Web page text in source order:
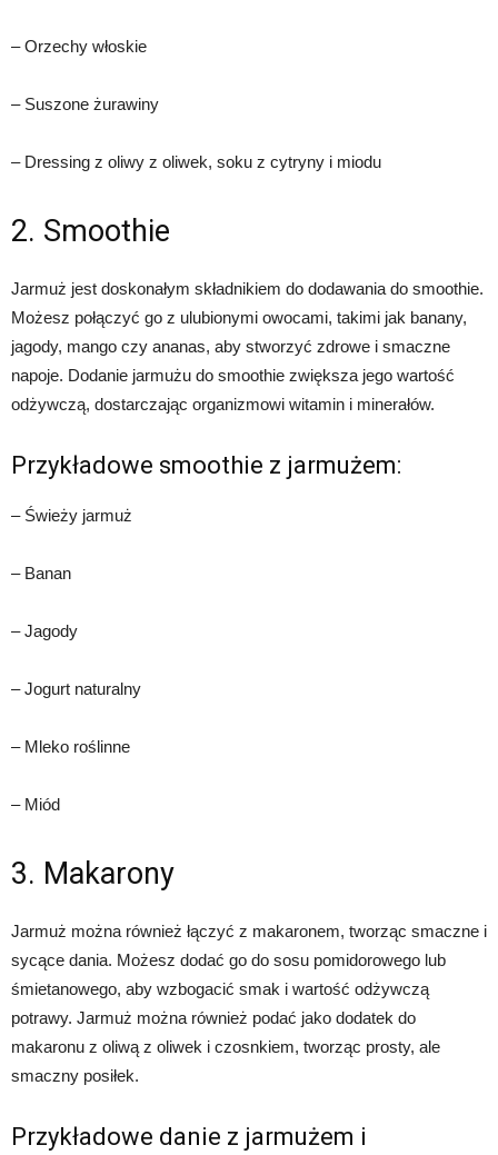
– Orzechy włoskie
– Suszone żurawiny
– Dressing z oliwy z oliwek, soku z cytryny i miodu
2. Smoothie
Jarmuż jest doskonałym składnikiem do dodawania do smoothie.
Możesz połączyć go z ulubionymi owocami, takimi jak banany,
jagody, mango czy ananas, aby stworzyć zdrowe i smaczne
napoje. Dodanie jarmużu do smoothie zwiększa jego wartość
odżywczą, dostarczając organizmowi witamin i minerałów.
Przykładowe smoothie z jarmużem:
– Świeży jarmuż
– Banan
– Jagody
– Jogurt naturalny
– Mleko roślinne
– Miód
3. Makarony
Jarmuż można również łączyć z makaronem, tworząc smaczne i
sycące dania. Możesz dodać go do sosu pomidorowego lub
śmietanowego, aby wzbogacić smak i wartość odżywczą
potrawy. Jarmuż można również podać jako dodatek do
makaronu z oliwą z oliwek i czosnkiem, tworząc prosty, ale
smaczny posiłek.
Przykładowe danie z jarmużem i